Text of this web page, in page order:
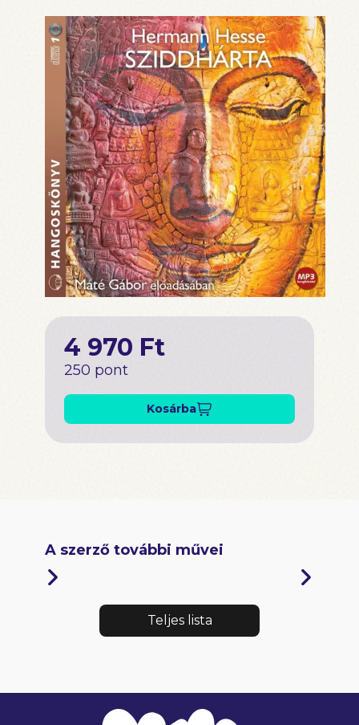
4 970 Ft
250 pont
Kosárba
A szerző további művei
Teljes lista